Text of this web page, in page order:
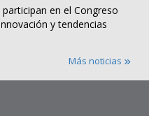
en el Congreso
y tendencias
Más noticias